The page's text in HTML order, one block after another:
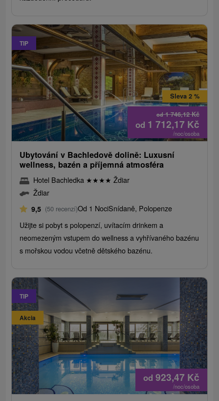
TIP
od1 746,12Kč
Sleva 2 %
od 1 712,17 Kč
/noc/osoba
Ubytování v Bachledově dolině: Luxusní
wellness, bazén a příjemná atmosféra
Hotel Bachledka ★★★★ Ždiar
Ždiar
9,5 (50 recenzí)Od 1 NociSnídaně, Polopenze
Užijte si pobyt s polopenzí, uvítacím drinkem a
neomezeným vstupem do wellness a vyhřívaného bazénu
s mořskou vodou včetně dětského bazénu.
TIP
Akcia
od 923,47 Kč
/noc/osoba